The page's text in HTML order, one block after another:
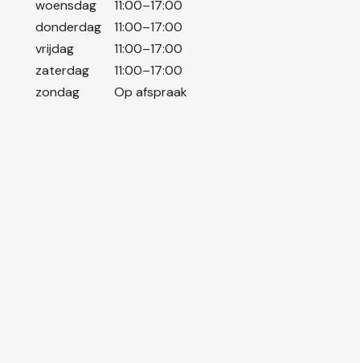
woensdag
11:00–17:00
donderdag
11:00–17:00
vrijdag
11:00–17:00
zaterdag
11:00–17:00
zondag
Op afspraak